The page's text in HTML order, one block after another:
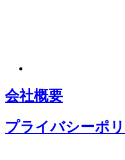
会社概要
プライバシーポ